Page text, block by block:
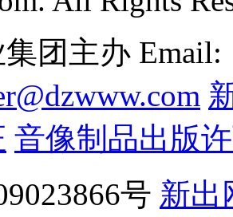
团主办 Email:
音像制品出版
号 新出